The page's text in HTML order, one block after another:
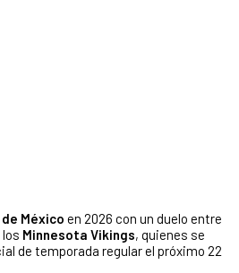
México en 2026 con un duelo entre
los Minnesota Vikings, quienes se
de temporada regular el próximo 22